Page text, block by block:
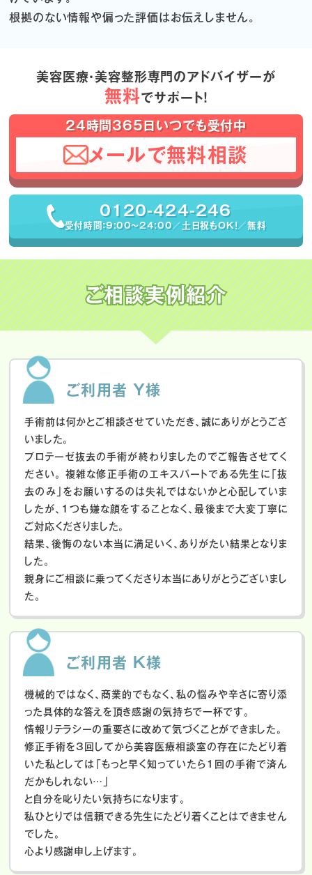
根拠のない情報や偏った評価はお伝えしません。
美容医療・美容整形専門のアドバイザーが
無料でサポート！
24時間365日いつでも受付中
メールで無料相談
0120-424-246
受付時間：9:00〜24:00／土日祝もOK！／無料
ご相談実例紹介
ご利用者 Y様
手術前は何かとご相談させていただき、誠にありがとうござ
いました。
プロテーゼ抜去の手術が終わりましたのでご報告させてく
ださい。
複雑な修正手術のエキスパートである先生に「抜
去のみ」をお願いするのは失礼ではないかと心配していま
したが、１つも嫌な顔をすることなく、最後まで大変丁寧に
ご対応くださりました。
結果、後悔のない本当に満足いく、ありがたい結果となりま
した。
親身にご相談に乗ってくださり本当にありがとうございまし
た。
ご利用者 K様
機械的ではなく、商業的でもなく、私の悩みや辛さに寄り添
った具体的な答えを頂き感謝の気持ちで一杯です。
情報リテラシーの重要さに改めて気づくことができました。
修正手術を3回してから美容医療相談室の存在にたどり着
いた私としては「もっと早く知っていたら1回の手術で済ん
だかもしれない…」
と自分を叱りたい気持ちになります。
私ひとりでは信頼できる先生にたどり着くことはできません
でした。
心より感謝申し上げます。